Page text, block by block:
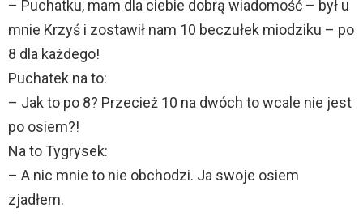
– Puchatku, mam dla ciebie dobrą wiadomość – był u
mnie Krzyś i zostawił nam 10 beczułek miodziku – po
8 dla każdego!
Puchatek na to:
– Jak to po 8? Przecież 10 na dwóch to wcale nie jest
po osiem?!
Na to Tygrysek:
– A nic mnie to nie obchodzi. Ja swoje osiem
zjadłem.